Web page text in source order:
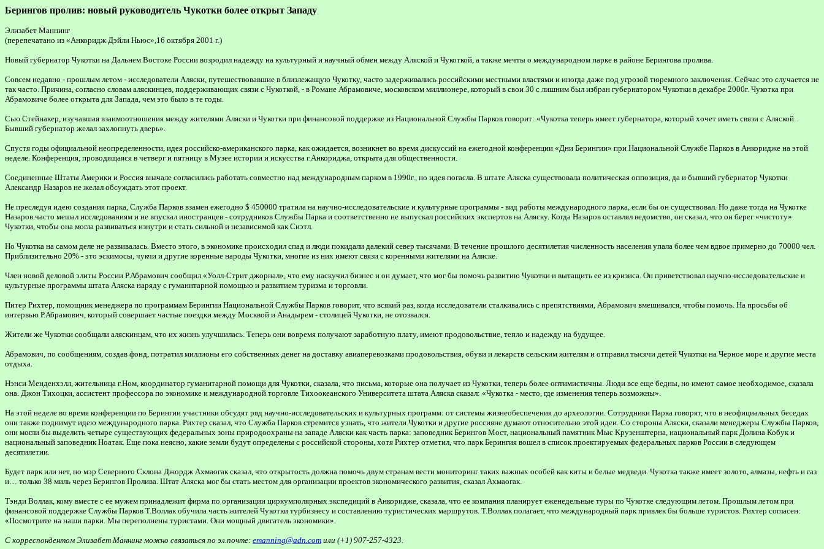
Берингов пролив: новый руководитель Чукотки более открыт Западу
Элизабет Маннинг
(перепечатано из «Анкоридж Дэйли Ньюс»,16 октября 2001 г.)
Новый губернатор Чукотки на Дальнем Востоке России возродил надежду на культурный и научный обмен между Аляской и Чукоткой, а также мечты о международном парке в районе Берингова пролива.
Совсем недавно - прошлым летом - исследователи Аляски, путешествовавшие в близлежащую Чукотку, часто задерживались российскими местными властями и иногда даже под угрозой тюремного заключения. Сейчас это случается не
так часто. Причина, согласно словам аляскинцев, поддерживающих связи с Чукоткой, - в Романе Абрамовиче, московском миллионере, который в свои 30 с лишним был избран губернатором Чукотки в декабре 2000г. Чукотка при
Абрамовиче более открыта для Запада, чем это было в те годы.
Сью Стейнакер, изучавшая взаимоотношения между жителями Аляски и Чукотки при финансовой поддержке из Национальной Службы Парков говорит: «Чукотка теперь имеет губернатора, который хочет иметь связи с Аляской.
Бывший губернатор желал захлопнуть дверь».
Спустя годы официальной неопределенности, идея российско-американского парка, как ожидается, возникнет во время дискуссий на ежегодной конференции «Дни Берингии» при Национальной Службе Парков в Анкоридже на этой
неделе. Конференция, проводящаяся в четверг и пятницу в Музее истории и искусства г.Анкориджа, открыта для общественности.
Соединенные Штаты Америки и Россия вначале согласились работать совместно над международным парком в 1990г., но идея погасла. В штате Аляска существовала политическая оппозиция, да и бывший губернатор Чукотки
Александр Назаров не желал обсуждать этот проект.
Не преследуя идею создания парка, Служба Парков взамен ежегодно $ 450000 тратила на научно-исследовательские и культурные программы - вид работы международного парка, если бы он существовал. Но даже тогда на Чукотке
Назаров часто мешал исследованиям и не впускал иностранцев - сотрудников Службы Парка и соответственно не выпускал российских экспертов на Аляску. Когда Назаров оставлял ведомство, он сказал, что он берег «чистоту»
Чукотки, чтобы она могла развиваться изнутри и стать сильной и независимой как Сиэтл.
Но Чукотка на самом деле не развивалась. Вместо этого, в экономике происходил спад и люди покидали далекий север тысячами. В течение прошлого десятилетия численность населения упала более чем вдвое примерно до 70000 чел.
Приблизительно 20% - это эскимосы, чукчи и другие коренные народы Чукотки, многие из них имеют связи с коренными жителями на Аляске.
Член новой деловой элиты России Р.Абрамович сообщил «Уолл-Стрит джорнал», что ему наскучил бизнес и он думает, что мог бы помочь развитию Чукотки и вытащить ее из кризиса. Он приветствовал научно-исследовательские и
культурные программы штата Аляска наряду с гуманитарной помощью и развитием туризма и торговли.
Питер Рихтер, помощник менеджера по программам Берингии Национальной Службы Парков говорит, что всякий раз, когда исследователи сталкивались с препятствиями, Aбрамович вмешивался, чтобы помочь. На просьбы об
интервью Р.Абрамович, который совершает частые поездки между Москвой и Анадырем - столицей Чукотки, не отозвался.
Жители же Чукотки сообщали аляскинцам, что их жизнь улучшилась. Теперь они вовремя получают заработную плату, имеют продовольствие, тепло и надежду на будущее.
Абрамович, по сообщениям, создав фонд, потратил миллионы его собственных денег на доставку авиаперевозками продовольствия, обуви и лекарств сельским жителям и отправил тысячи детей Чукотки на Черное море и другие места
отдыха.
Нэнси Менденхэлл, жительница г.Ном, координатор гуманитарной помощи для Чукотки, сказала, что письма, которые она получает из Чукотки, теперь более оптимистичны. Люди все еще бедны, но имеют самое необходимое, сказала
она. Джон Тихоцки, ассистент профессора по экономике и международной торговле Tихоокеанского Университета штата Аляска сказал: «Чукотка - место, где изменения теперь возможны».
На этой неделе во время конференции по Берингии участники обсудят ряд научно-исследовательских и культурных программ: от системы жизнеобеспечения до археологии. Сотрудники Парка говорят, что в неофициальных беседах
они также поднимут идею международного парка. Рихтер сказал, что Служба Парков стремится узнать, что жители Чукотки и другие россияне думают относительно этой идеи. Со стороны Аляски, сказали менеджеры Службы Парков,
они могли бы выделить четыре существующих федеральных зоны природоохраны на западе Аляски как часть парка: заповедник Берингов Мост, национальный памятник Мыс Kрузенштерна, национальный парк Долина Кобук и
национальный заповедник Ноатак. Еще пока неясно, какие земли будут определены с российской стороны, хотя Рихтер отметил, что парк Берингия вошел в список проектируемых федеральных парков России в следующем
десятилетии.
Будет парк или нет, но мэр Северного Склона Джордж Ахмаогак сказал, что открытость должна помочь двум странам вести мониторинг таких важных особей как киты и белые медведи. Чукотка также имеет золото, алмазы, нефть и газ
и… только 38 миль через Берингов Пролива. Штат Аляска мог бы стать местом для организации проектов экономического развития, сказал Ахмаогак.
Тэнди Воллак, кому вместе с ее мужем принадлежит фирма по организации циркумполярных экспедиций в Анкоридже, сказала, что ее компания планирует еженедельные туры по Чукотке следующим летом. Прошлым летом при
финансовой поддержке Службы Парков Т.Воллак обучила часть жителей Чукотки турбизнесу и составлению туристических маршрутов. Т.Воллак полагает, что международный парк привлек бы больше туристов. Рихтер согласен:
«Посмотрите на наши парки. Мы переполнены туристами. Они мощный двигатель экономики».
С корреспондентом Элизабет Маннинг можно связаться по эл.почте: emanning@adn.com или (+1) 907-257-4323.